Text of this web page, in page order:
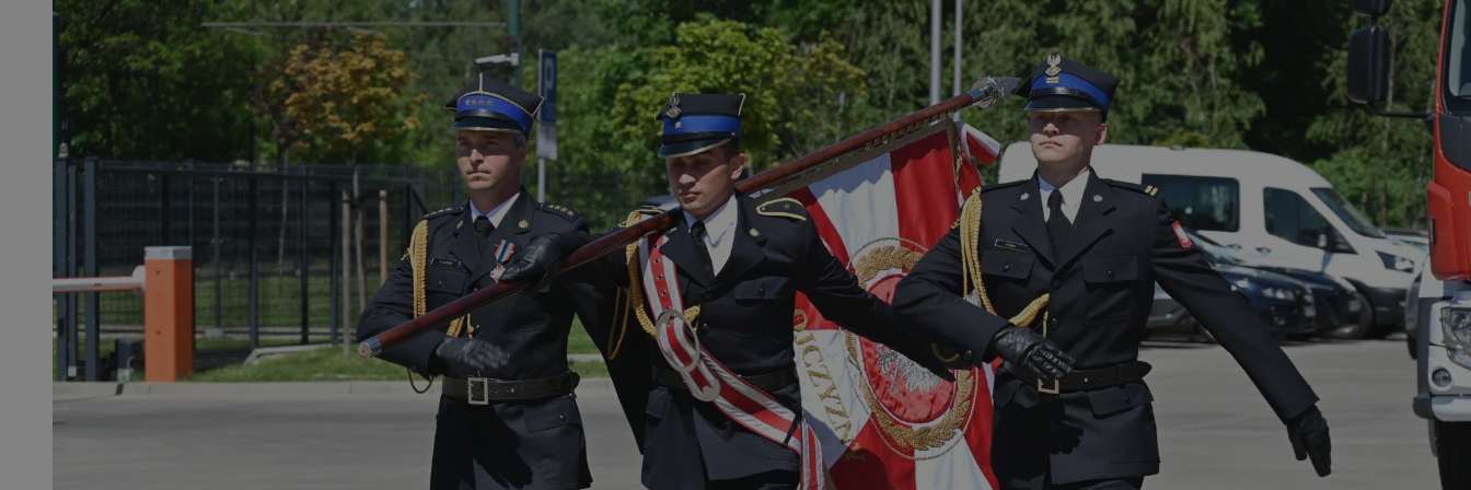
SessID rudaslaska.com.pl 1 rok
Ten plik cookie przechowuje identyfikator sesji.
QeSessID
rudaslaska.com.pl 1 rok
Ten plik cookie przechowuje identyfikator sesji.
MvSessID
rudaslaska.com.pl 1 rok
Ten plik cookie przechowuje identyfikator sesji.
msToken
.tiktok.com 1 tydzień 3 dni
Ten plik cookie jest używany do celów
uwierzytelniania i bezpieczeństwa, zapewniając, że
użytkownicy pozostają zalogowani, a ich dane są
zabezpieczone, jak poruszać się przez witrynę
internetową lub interakcji z jej usług.
__cf_bm
Cloudflare Inc.
.x.com
30 minut
Ten plik cookie służy do rozróżniania ludzi i botów.
Jest to korzystne dla strony internetowej, ponieważ
umożliwia tworzenie ważnych raportów na temat
korzystania z jej witryny internetowej.
__cf_bm
Cloudflare Inc.
.twitter.com
29 minut 59
sekund
Ten plik cookie służy do rozróżniania ludzi i botów.
Jest to korzystne dla strony internetowej, ponieważ
umożliwia tworzenie ważnych raportów na temat
korzystania z jej witryny internetowej.
VISITOR_PRIVACY_METADATA
YouTube
.youtube.com
5 miesięcy 4
tygodnie
Ten plik cookie jest używany do przechowywania
zgody użytkownika i wyboru prywatności dla ich
interakcji z witryną. Rejestruje dane dotyczące
zgody odwiedzającego na różne polityki i
ustawienia prywatności, zapewniając, że ich
preferencje zostaną uhonorowane w przyszłych
sesjach.
CookieScriptConsent
CookieScript
4 tygodnie 2 dni
Ten plik cookie jest używany przez usługę Cookie-
Polityce prywatności Google